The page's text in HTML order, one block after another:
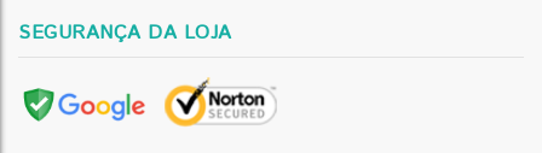
SEGURANÇA DA LOJA